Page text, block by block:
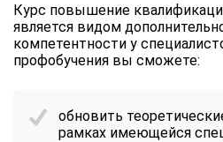
Курс повышение
является видом
компетентности у
профобучения вы сможете:
обновить
рамках имеющейся